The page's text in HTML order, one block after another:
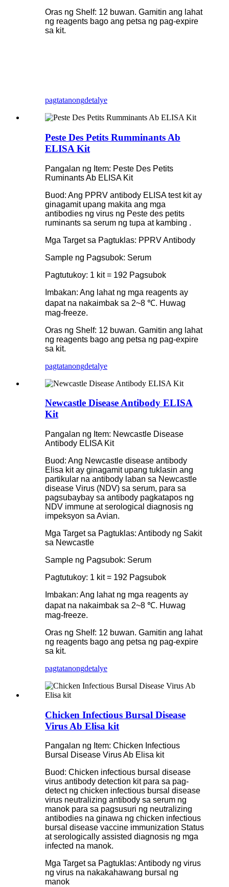
Oras ng Shelf: 12 buwan. Gamitin ang lahat
ng reagents bago ang petsa ng pag-expire
sa kit.
pagtatanongdetalye
Peste Des Petits Rumminants Ab
ELISA Kit
Pangalan ng Item: Peste Des Petits
Ruminants Ab ELISA Kit
Buod: Ang PPRV antibody ELISA test kit ay
ginagamit upang makita ang mga
antibodies ng virus ng Peste des petits
ruminants sa serum ng tupa at kambing .
Mga Target sa Pagtuklas: PPRV Antibody
Sample ng Pagsubok: Serum
Pagtutukoy: 1 kit = 192 Pagsubok
Imbakan: Ang lahat ng mga reagents ay
dapat na nakaimbak sa 2~8 ℃. Huwag
mag-freeze.
Oras ng Shelf: 12 buwan. Gamitin ang lahat
ng reagents bago ang petsa ng pag-expire
sa kit.
pagtatanongdetalye
Newcastle Disease Antibody ELISA
Kit
Pangalan ng Item: Newcastle Disease
Antibody ELISA Kit
Buod: Ang Newcastle disease antibody
Elisa kit ay ginagamit upang tuklasin ang
partikular na antibody laban sa Newcastle
disease Virus (NDV) sa serum, para sa
pagsubaybay sa antibody pagkatapos ng
NDV immune at serological diagnosis ng
impeksyon sa Avian.
Mga Target sa Pagtuklas: Antibody ng Sakit
sa Newcastle
Sample ng Pagsubok: Serum
Pagtutukoy: 1 kit = 192 Pagsubok
Imbakan: Ang lahat ng mga reagents ay
dapat na nakaimbak sa 2~8 ℃. Huwag
mag-freeze.
Oras ng Shelf: 12 buwan. Gamitin ang lahat
ng reagents bago ang petsa ng pag-expire
sa kit.
pagtatanongdetalye
Chicken Infectious Bursal Disease
Virus Ab Elisa kit
Pangalan ng Item: Chicken Infectious
Bursal Disease Virus Ab Elisa kit
Buod: Chicken infectious bursal disease
virus antibody detection kit para sa pag-
detect ng chicken infectious bursal disease
virus neutralizing antibody sa serum ng
manok para sa pagsusuri ng neutralizing
antibodies na ginawa ng chicken infectious
bursal disease vaccine immunization Status
at serologically assisted diagnosis ng mga
infected na manok.
Mga Target sa Pagtuklas: Antibody ng virus
ng virus na nakakahawang bursal ng
manok